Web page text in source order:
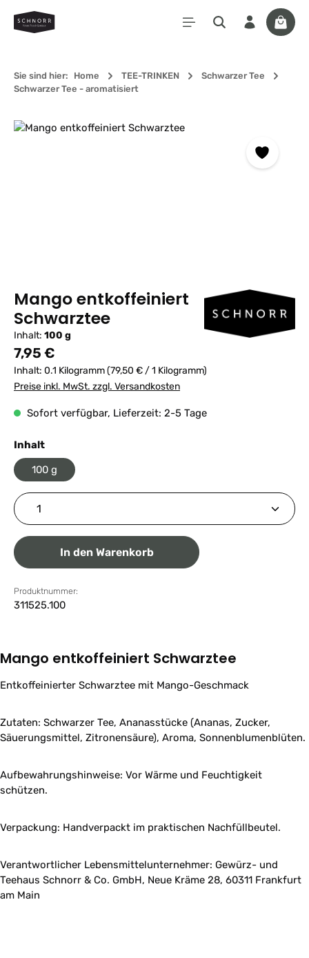
Zum Hauptinhalt springen
Sie sind hier: Home TEE-TRINKEN
Schwarzer Tee
Schwarzer Tee - aromatisiert
Bildergalerie überspringen
Mango entkoffeiniert
Schwarztee
Inhalt: 100 g
Regulärer Preis:
7,95 €
Inhalt: 0.1 Kilogramm(79,50 € / 1 Kilogramm)
Preise inkl. MwSt. zzgl. Versandkosten
Sofort verfügbar, Lieferzeit: 2-5 Tage
Inhaltauswählen
100 g
Produkt Anzahl: Gib den gewünschten Wert ein
In den Warenkorb
Produktnummer:
311525.100
Mango entkoffeiniert Schwarztee
Entkoffeinierter Schwarztee mit Mango-Geschmack
Zutaten: Schwarzer Tee, Ananasstücke (Ananas, Zucker,
Säuerungsmittel, Zitronensäure), Aroma, Sonnenblumenblüten.
Aufbewahrungshinweise: Vor Wärme und Feuchtigkeit
schützen.
Verpackung: Handverpackt im praktischen Nachfüllbeutel.
Verantwortlicher Lebensmittelunternehmer: Gewürz- und
Teehaus Schnorr & Co. GmbH, Neue Kräme 28, 60311 Frankfurt
am Main